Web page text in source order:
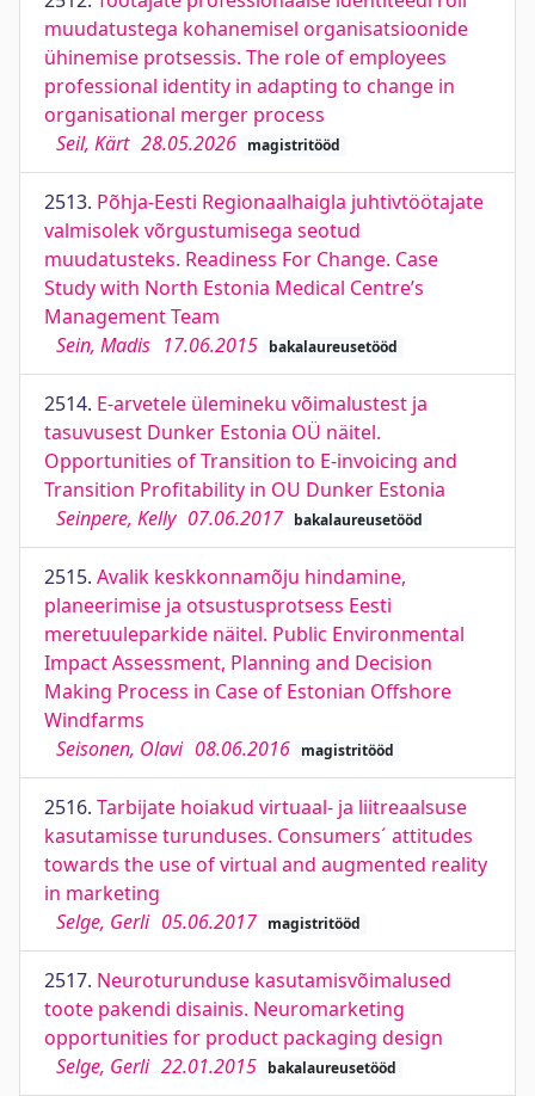
muudatustega kohanemisel organisatsioonide
ühinemise protsessis. The role of employees
professional identity in adapting to change in
organisational merger process
Seil, Kärt 28.05.2026 magistritööd
2513. Põhja-Eesti Regionaalhaigla juhtivtöötajate
valmisolek võrgustumisega seotud
muudatusteks. Readiness For Change. Case
Study with North Estonia Medical Centre’s
Management Team
Sein, Madis 17.06.2015 bakalaureusetööd
2514. E-arvetele ülemineku võimalustest ja
tasuvusest Dunker Estonia OÜ näitel.
Opportunities of Transition to E-invoicing and
Transition Profitability in OU Dunker Estonia
Seinpere, Kelly 07.06.2017 bakalaureusetööd
2515. Avalik keskkonnamõju hindamine,
planeerimise ja otsustusprotsess Eesti
meretuuleparkide näitel. Public Environmental
Impact Assessment, Planning and Decision
Making Process in Case of Estonian Offshore
Windfarms
Seisonen, Olavi 08.06.2016 magistritööd
2516. Tarbijate hoiakud virtuaal- ja liitreaalsuse
kasutamisse turunduses. Consumers´ attitudes
towards the use of virtual and augmented reality
in marketing
Selge, Gerli 05.06.2017 magistritööd
2517. Neuroturunduse kasutamisvõimalused
toote pakendi disainis. Neuromarketing
opportunities for product packaging design
Selge, Gerli 22.01.2015 bakalaureusetööd